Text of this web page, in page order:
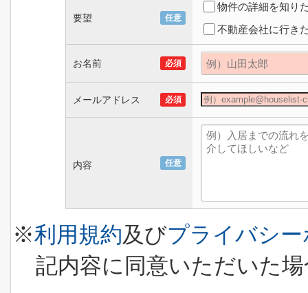
要望 任意
物件の詳細を知り
不動産会社に行き
お名前 必須
メールアドレス 必須
内容 任意
※利用規約及びプライバシ
記内容に同意いただいた